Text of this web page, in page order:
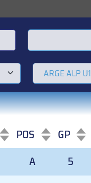
POS GP
POS GP
A 5